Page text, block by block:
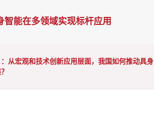
智能在多领域实现标杆应用
从宏观和技术创新应用层面，我国如何推动具身